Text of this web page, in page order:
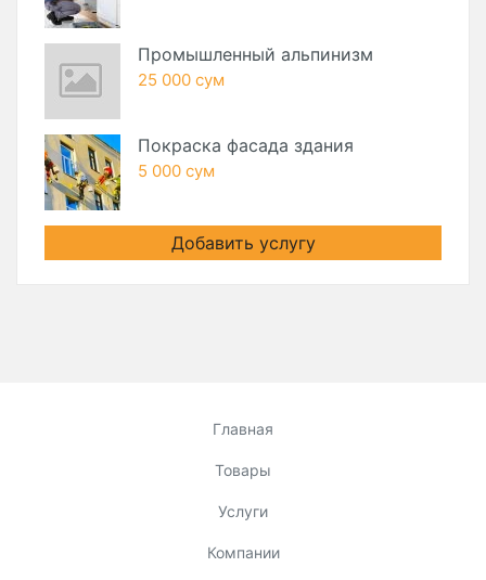
Промышленный альпинизм
25 000 сум
Покраска фасада здания
5 000 сум
Добавить услугу
Главная
Товары
Услуги
Компании